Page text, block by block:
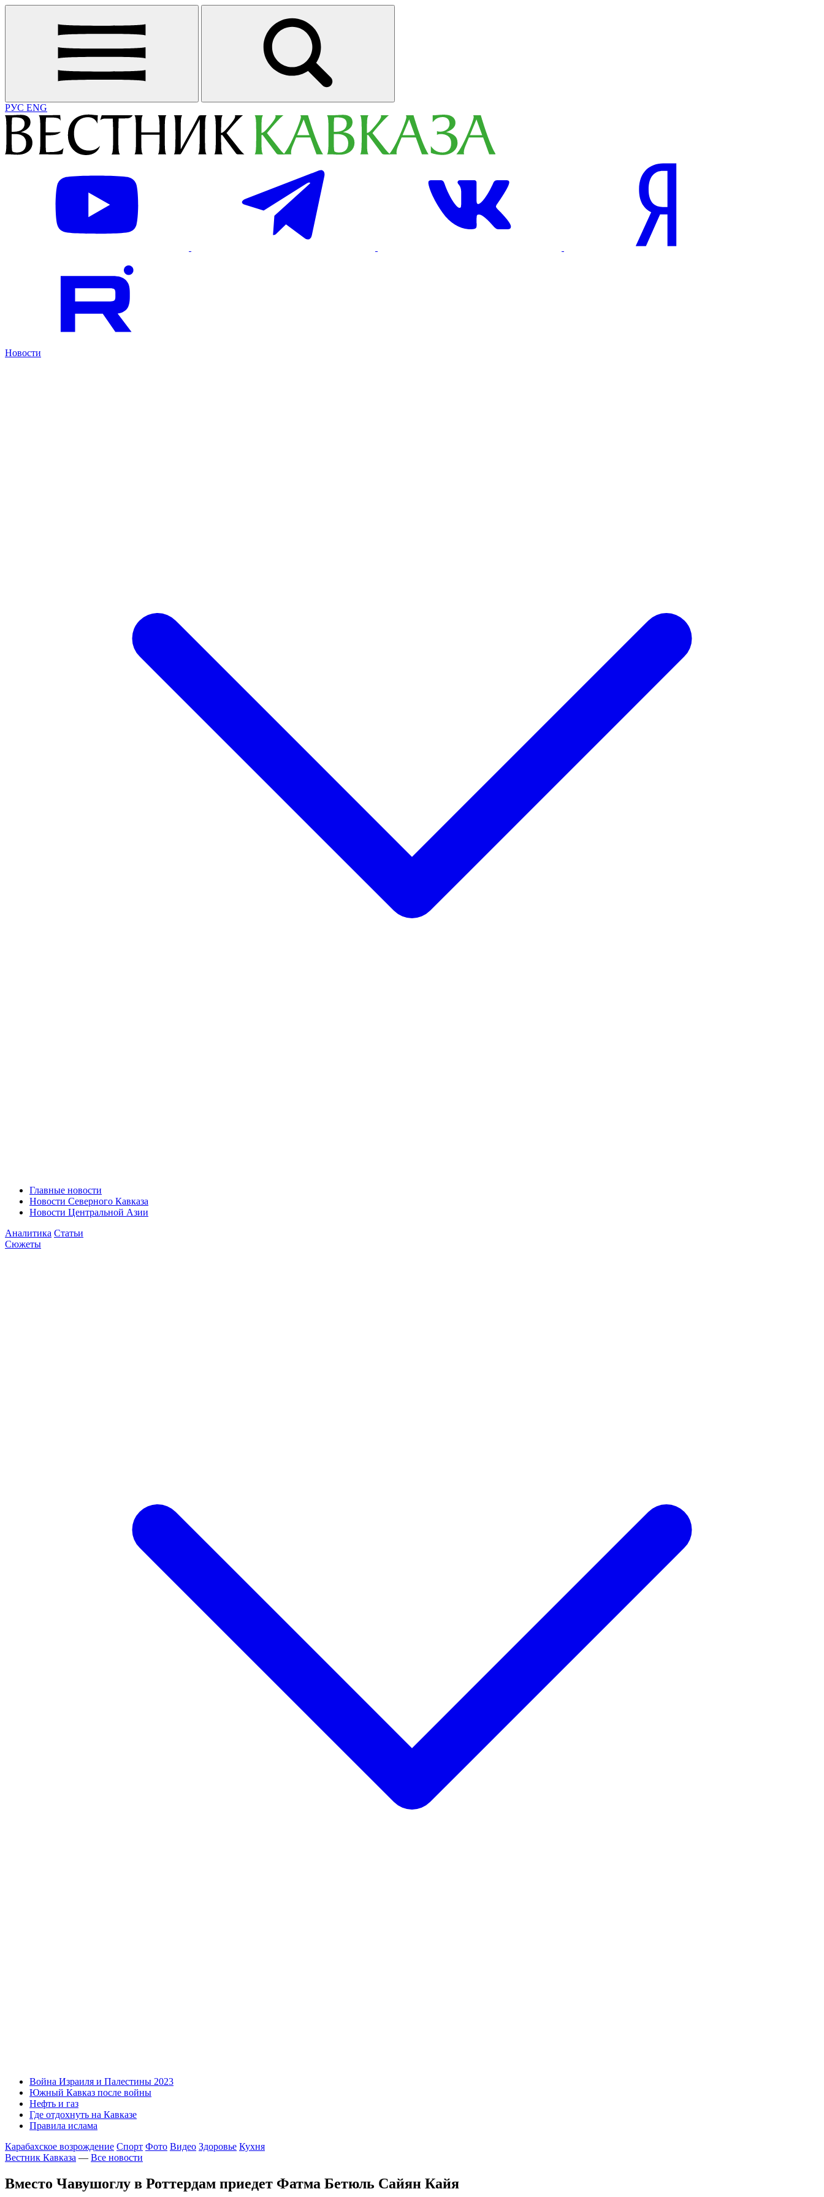
РУС ENG
Новости
Главные новости
Новости Северного Кавказа
Новости Центральной Азии
Аналитика Статьи
Сюжеты
Война Израиля и Палестины 2023
Южный Кавказ после войны
Нефть и газ
Где отдохнуть на Кавказе
Правила ислама
Карабахское возрождение Спорт Фото Видео Здоровье Кухня
Вестник Кавказа — Все новости
Вместо Чавушоглу в Роттердам приедет Фатма Бетюль Сайян Кайя